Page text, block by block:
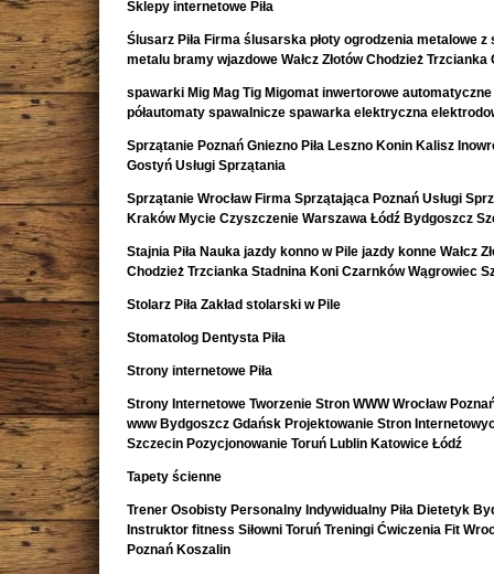
Sklepy internetowe Piła
Ślusarz Piła Firma ślusarska płoty ogrodzenia metalowe z
metalu bramy wjazdowe Wałcz Złotów Chodzież Trzcianka
spawarki Mig Mag Tig Migomat inwertorowe automatyczne
półautomaty spawalnicze spawarka elektryczna
Sprzątanie Poznań Gniezno Piła Leszno Konin Kalisz
Gostyń Usługi Sprzątania
Sprzątanie Wrocław Firma Sprzątająca Poznań Usługi
Kraków Mycie Czyszczenie Warszawa Łódź Bydgoszcz
Stajnia Piła Nauka jazdy konno w Pile jazdy konne Wałcz
Chodzież Trzcianka Stadnina Koni Czarnków Wągrowiec
Stolarz Piła Zakład stolarski w Pile
Stomatolog Dentysta Piła
Strony internetowe Piła
Strony Internetowe Tworzenie Stron WWW Wrocław
www Bydgoszcz Gdańsk Projektowanie Stron
Szczecin Pozycjonowanie Toruń Lublin Katowice Łódź
Tapety ścienne
Trener Osobisty Personalny Indywidualny Piła Dietetyk
Instruktor fitness Siłowni Toruń Treningi Ćwiczenia Fit
Poznań Koszalin